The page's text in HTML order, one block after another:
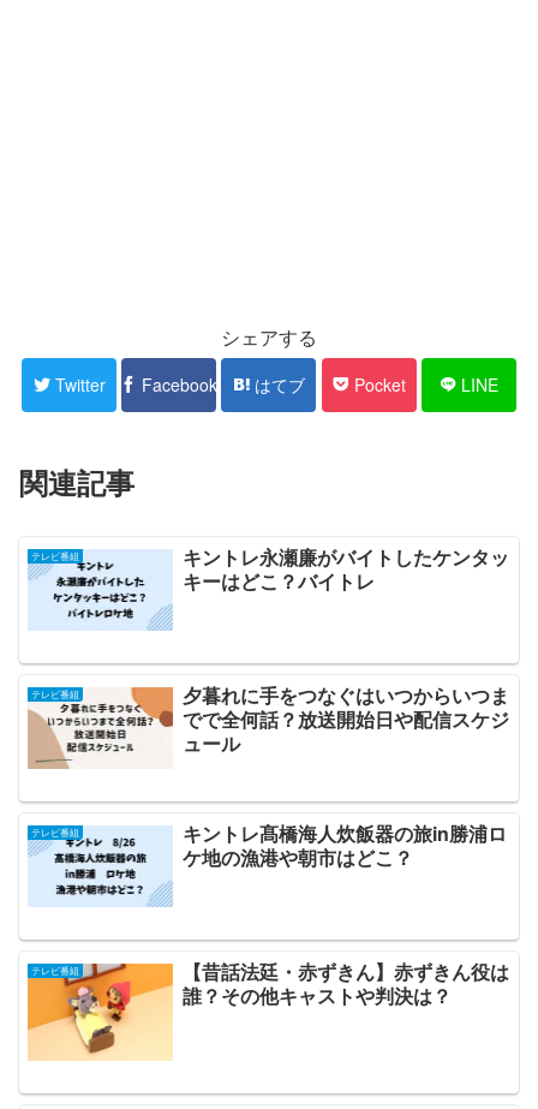
シェアする
Twitter Facebook はてブ Pocket LINE
関連記事
テレビ番組
キントレ永瀬廉がバイトしたケンタッ
キーはどこ？バイトレ
テレビ番組
夕暮れに手をつなぐはいつからいつま
でで全何話？放送開始日や配信スケジ
ュール
テレビ番組
キントレ髙橋海人炊飯器の旅in勝浦ロ
ケ地の漁港や朝市はどこ？
テレビ番組
【昔話法廷・赤ずきん】赤ずきん役は
誰？その他キャストや判決は？